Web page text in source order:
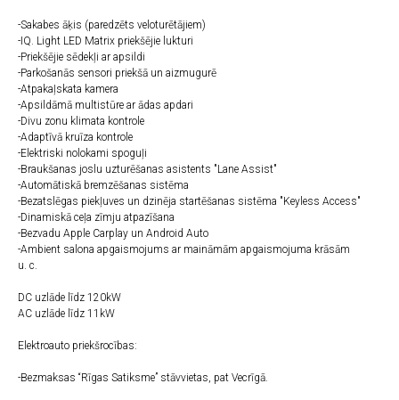
-Sakabes āķis (paredzēts veloturētājiem)
-IQ. Light LED Matrix priekšējie lukturi
-Priekšējie sēdekļi ar apsildi
-Parkošanās sensori priekšā un aizmugurē
-Atpakaļskata kamera
-Apsildāmā multistūre ar ādas apdari
-Divu zonu klimata kontrole
-Adaptīvā kruīza kontrole
-Elektriski nolokami spoguļi
-Braukšanas joslu uzturēšanas asistents "Lane Assist"
-Automātiskā bremzēšanas sistēma
-Bezatslēgas piekļuves un dzinēja startēšanas sistēma "Keyless Access"
-Dinamiskā ceļa zīmju atpazīšana
-Bezvadu Apple Carplay un Android Auto
-Ambient salona apgaismojums ar maināmām apgaismojuma krāsām
u. c.
DC uzlāde līdz 120kW
AC uzlāde līdz 11kW
Elektroauto priekšrocības:
-Bezmaksas “Rīgas Satiksme” stāvvietas, pat Vecrīgā.